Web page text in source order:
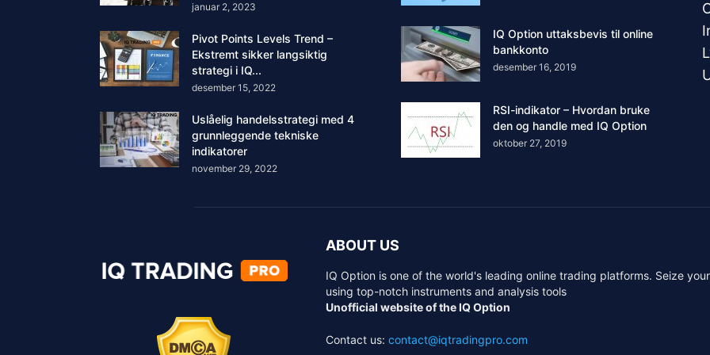
januar 2, 2023
Pivot Points Levels Trend –
Ekstremt sikker langsiktig
strategi i IQ...
desember 15, 2022
Uslåelig handelsstrategi med 4
grunnleggende tekniske
indikatorer
november 29, 2022
IQ Option uttaksbevis til online
bankkonto
desember 16, 2019
RSI-indikator – Hvordan bruke
den og handle med IQ Option
oktober 27, 2019
ABOUT US
IQ Option is one of the world's leading online trading platforms. Seize
using top-notch instruments and analysis tools
Unofficial website of the IQ Option
Contact us: contact@iqtradingpro.com